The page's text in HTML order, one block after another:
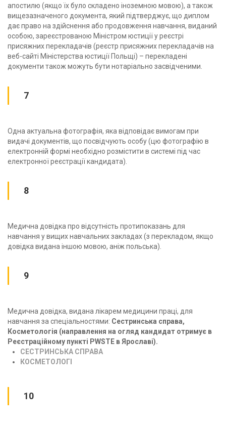
апостилю (якщо їх було складено іноземною мовою), а також
вищезазначеного документа, який підтверджує, що диплом
дає право на здійснення або продовження навчання, виданий
особою, зареєстрованою Міністром юстиції у реєстрі
присяжних перекладачів (реєстр присяжних перекладачів на
веб-сайті Міністерства юстиції Польщі) – перекладені
документи також можуть бути нотаріально засвідченими.
7
Одна актуальна фотографія, яка відповідає вимогам при
видачі документів, що посвідчують особу (цю фотографію в
електронній формі необхідно розмістити в системі під час
електронної реєстрації кандидата).
8
Медична довідка про відсутність протипоказань для
навчання у вищих навчальних закладах (з перекладом, якщо
довідка видана іншою мовою, аніж польська).
9
Медична довідка, видана лікарем медицини праці, для
навчання за спеціальностями: Сестринська справа,
Косметологія (направлення на огляд кандидат отримує в
Реєстраційному пункті PWSTE в Ярославі).
СЕСТРИНСЬКА СПРАВА
КОСМЕТОЛОГІ
10